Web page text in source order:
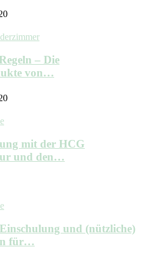
– Die
von…
mit der HCG
und den…
und (nützliche)
für…